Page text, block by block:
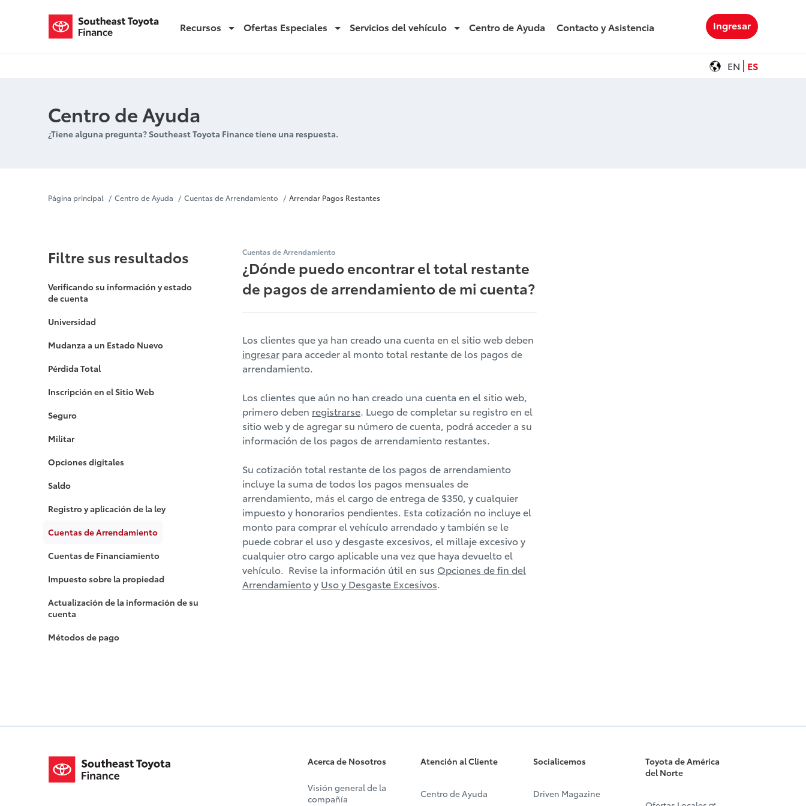
Arrendar Pagos Restantes Recursos Ofertas Especiales Servicios del vehículo Centro de Ayuda Contacto y Asistencia Ingresar
EN ES
Centro de Ayuda
¿Tiene alguna pregunta? Southeast Toyota Finance tiene una respuesta.
Arrendar Pagos Restantes
Página principal Centro de Ayuda Cuentas de Arrendamiento Arrendar Pagos Restantes
Filtre sus resultados
Verificando su información y estado
de cuenta
Universidad
Mudanza a un Estado Nuevo
Pérdida Total
Inscripción en el Sitio Web
Seguro
Militar
Opciones digitales
Saldo
Registro y aplicación de la ley
Cuentas de Arrendamiento
Cuentas de Financiamiento
Impuesto sobre la propiedad
Actualización de la información de su
cuenta
Métodos de pago
Cuentas de Arrendamiento
¿Dónde puedo encontrar el total restante
de pagos de arrendamiento de mi cuenta?
Los clientes que ya han creado una cuenta en el sitio web deben
ingresar para acceder al monto total restante de los pagos de
arrendamiento.
Los clientes que aún no han creado una cuenta en el sitio web,
primero deben registrarse. Luego de completar su registro en el
sitio web y de agregar su número de cuenta, podrá acceder a su
información de los pagos de arrendamiento restantes.
Su cotización total restante de los pagos de arrendamiento
incluye la suma de todos los pagos mensuales de
arrendamiento, más el cargo de entrega de $350, y cualquier
impuesto y honorarios pendientes. Esta cotización no incluye el
monto para comprar el vehículo arrendado y también se le
puede cobrar el uso y desgaste excesivos, el millaje excesivo y
cualquier otro cargo aplicable una vez que haya devuelto el
vehículo. Revise la información útil en sus Opciones de fin del
Arrendamientoy Uso y Desgaste Excesivos.
Acerca de Nosotros
Visión general de la
compañía
Atención al Cliente
Centro de Ayuda
Socialicemos
Driven Magazine
Toyota de América
del Norte